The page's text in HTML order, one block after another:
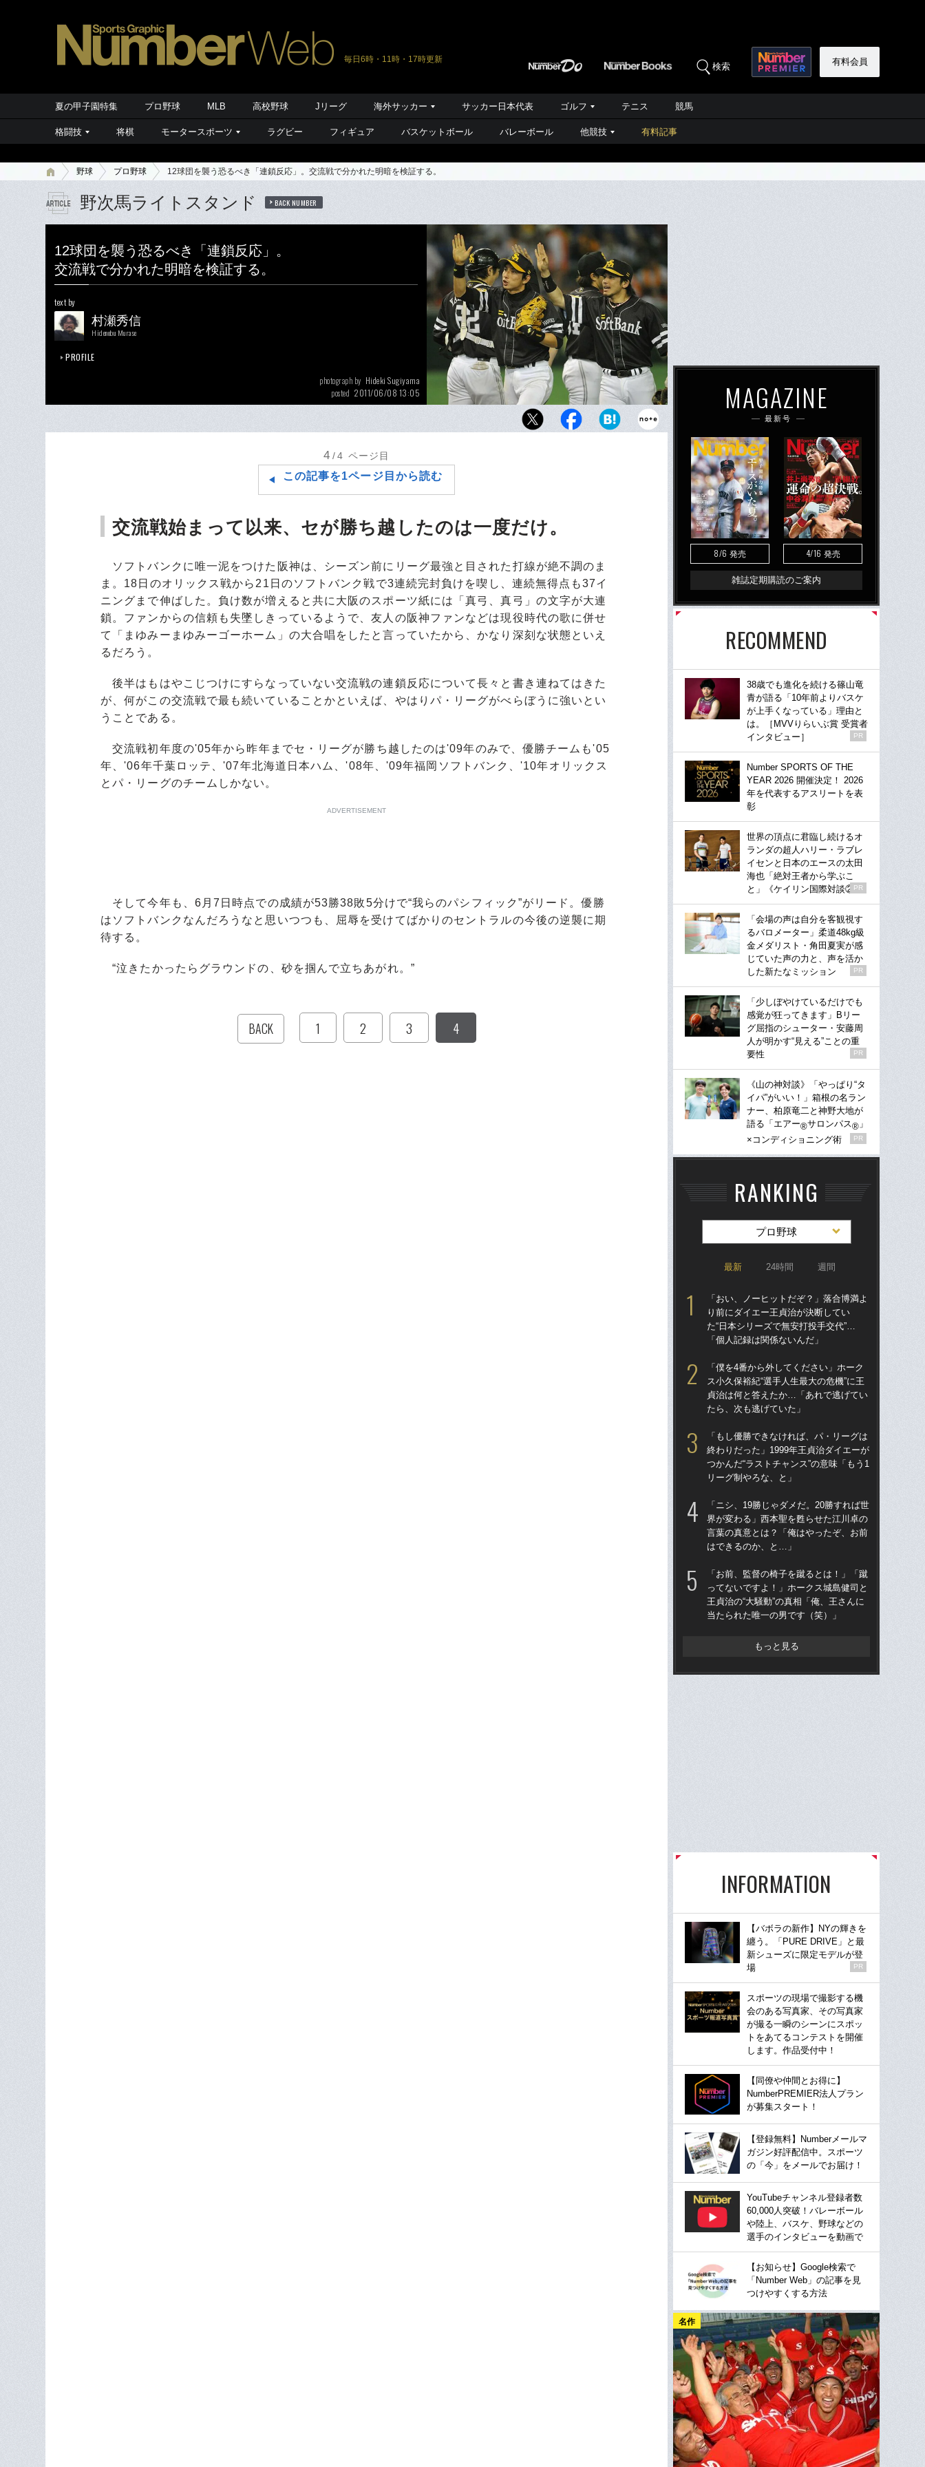
毎日6時・11時・17時更新
検索 有料会員
夏の甲子園特集 プロ野球 MLB 高校野球 Jリーグ 海外サッカー サッカー日本代表 ゴルフ テニス 競馬
格闘技 将棋 モータースポーツ ラグビー フィギュア バスケットボール バレーボール 他競技 有料記事
野球 プロ野球 12球団を襲う恐るべき「連鎖反応」。交流戦で分かれた明暗を検証する。
野次馬ライトスタンド BACK NUMBER
12球団を襲う恐るべき「連鎖反応」。
交流戦で分かれた明暗を検証する。
text by
村瀬秀信
Hidenobu Murase
PROFILE
photograph by Hideki Sugiyama
posted 2011/06/08 13:05
今オフにはメジャー行きを噂される川崎宗則も交流戦で活
4 /4 ページ目
この記事を1ページ目から読む
交流戦始まって以来、セが勝ち越したのは一度だけ。
ソフトバンクに唯一泥をつけた阪神は、シーズン前にリーグ最強と目された打線が絶不調のま
ま。18日のオリックス戦から21日のソフトバンク戦で3連続完封負けを喫し、連続無得点も37イ
ニングまで伸ばした。負け数が増えると共に大阪のスポーツ紙には「真弓、真弓」の文字が大連
鎖。ファンからの信頼も失墜しきっているようで、友人の阪神ファンなどは現役時代の歌に併せ
て「まゆみーまゆみーゴーホーム」の大合唱をしたと言っていたから、かなり深刻な状態といえ
るだろう。
後半はもはやこじつけにすらなっていない交流戦の連鎖反応について長々と書き連ねてはきた
が、何がこの交流戦で最も続いていることかといえば、やはりパ・リーグがべらぼうに強いとい
うことである。
交流戦初年度の'05年から昨年までセ・リーグが勝ち越したのは'09年のみで、優勝チームも'05
年、'06年千葉ロッテ、'07年北海道日本ハム、'08年、'09年福岡ソフトバンク、'10年オリックス
とパ・リーグのチームしかない。
ADVERTISEMENT
そして今年も、6月7日時点での成績が53勝38敗5分けで“我らのパシフィック”がリード。優勝
はソフトバンクなんだろうなと思いつつも、屈辱を受けてばかりのセントラルの今後の逆襲に期
待する。
“泣きたかったらグラウンドの、砂を掴んで立ちあがれ。”
BACK 1 2 3 4
MAGAZINE
最新号
8/6 発売 4/16 発売
雑誌定期購読のご案内
RECOMMEND
38歳でも進化を続ける篠山竜
青が語る「10年前よりバスケ
が上手くなっている」理由と
は。［MVVりらいぶ賞 受賞者
インタビュー］
PR
Number SPORTS OF THE
YEAR 2026 開催決定！ 2026
年を代表するアスリートを表
彰
世界の頂点に君臨し続けるオ
ランダの超人ハリー・ラブレ
イセンと日本のエースの太田
海也「絶対王者から学ぶこ
と」《ケイリン国際対談②》
PR
「会場の声は自分を客観視す
るバロメーター」柔道48kg級
金メダリスト・角田夏実が感
じていた声の力と、声を活か
した新たなミッション
PR
「少しぼやけているだけでも
感覚が狂ってきます」Bリー
グ屈指のシューター・安藤周
人が明かす“見える”ことの重
要性
PR
《山の神対談》「やっぱり“タ
イパ”がいい！」箱根の名ラン
ナー、柏原竜二と神野大地が
語る「エアー®サロンパス® 」
×コンディショニング術
PR
RANKING
プロ野球
最新 24時間 週間
「おい、ノーヒットだぞ？」落合博満よ
り前にダイエー王貞治が決断してい
た“日本シリーズで無安打投手交代”…
「個人記録は関係ないんだ」
「僕を4番から外してください」ホーク
ス小久保裕紀“選手人生最大の危機”に王
貞治は何と答えたか…「あれで逃げてい
たら、次も逃げていた」
「もし優勝できなければ、パ・リーグは
終わりだった」1999年王貞治ダイエーが
つかんだ“ラストチャンス”の意味「もう1
リーグ制やろな、と」
「ニシ、19勝じゃダメだ。20勝すれば世
界が変わる」西本聖を甦らせた江川卓の
言葉の真意とは？「俺はやったぞ、お前
はできるのか、と…」
「お前、監督の椅子を蹴るとは！」「蹴
ってないですよ！」ホークス城島健司と
王貞治の“大騒動”の真相「俺、王さんに
当たられた唯一の男です（笑）」
もっと見る
INFORMATION
【バボラの新作】NYの輝きを
纏う。「PURE DRIVE」と最
新シューズに限定モデルが登
場
PR
スポーツの現場で撮影する機
会のある写真家、その写真家
が撮る一瞬のシーンにスポッ
トをあてるコンテストを開催
します。作品受付中！
【同僚や仲間とお得に】
NumberPREMIER法人プラン
が募集スタート！
【登録無料】Numberメールマ
ガジン好評配信中。スポーツ
の「今」をメールでお届け！
YouTubeチャンネル登録者数
60,000人突破！バレーボール
や陸上、バスケ、野球などの
選手のインタビューを動画で
【お知らせ】Google検索で
「Number Web」の記事を見
つけやすくする方法
名作